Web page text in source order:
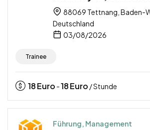
88069 Tettnang, Baden-
Deutschland
03/08/2026
Trainee
18Euro -18Euro / Stunde
Führung, Management